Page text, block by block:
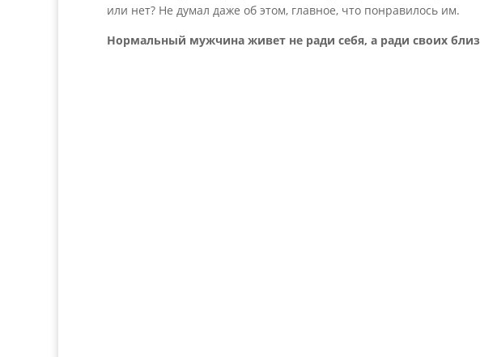
или нет? Не думал даже об этом, главное, что понравилось им.
Нормальный мужчина живет не ради себя, а ради своих